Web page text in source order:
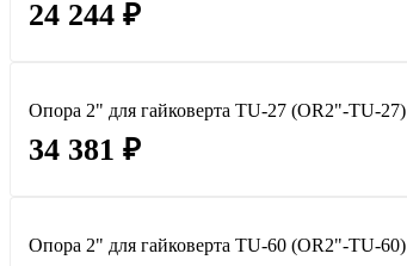
24 244 ₽
Опора 2" для гайковерта TU-27 (OR2"-TU-27)
34 381 ₽
Опора 2" для гайковерта TU-60 (OR2"-TU-60)